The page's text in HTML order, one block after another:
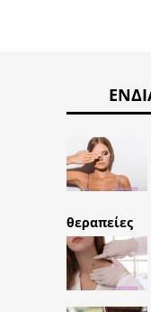
θεραπείες